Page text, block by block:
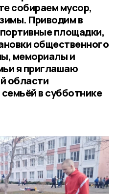
собираем мусор,
Приводим в
площадки,
общественного
мемориалы и
я приглашаю
области
в субботнике